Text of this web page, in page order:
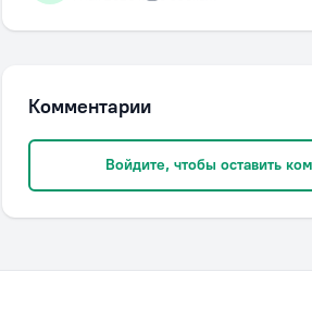
Комментарии
Войдите, чтобы оставить